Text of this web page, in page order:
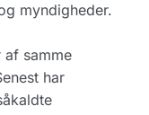
myndigheder.
af samme
har